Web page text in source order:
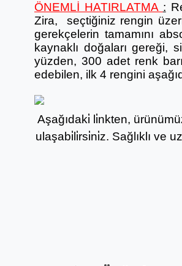
ÖNEMLİ HATIRLATMA :
Zira, seçtiğiniz rengin
gerekçelerin tamamını
kaynaklı doğaları gereği,
yüzden, 300 adet renk
edebilen, ilk 4 rengini
Aşağıdaki̇ li̇nkten,
ulaşabi̇li̇rsi̇ni̇z. Sağlıklı ve